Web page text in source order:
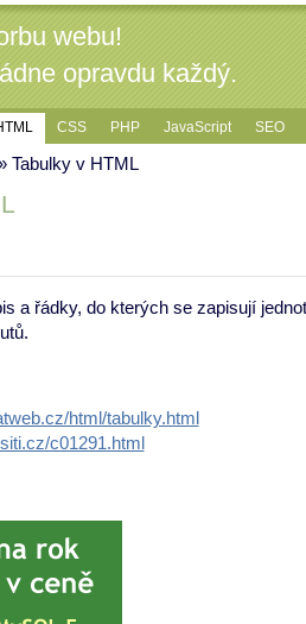
webu!
opravdu každý.
CSS PHP JavaScript SEO
Tabulky v HTML
a řádky, do kterých se zapisují
html/tabulky.html
c01291.html